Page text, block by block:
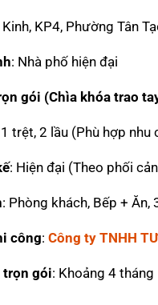
KP4, Phường Tân
: Nhà phố hiện đại
gói (Chìa khóa trao
trệt, 2 lầu (Phù hợp nhu
: Hiện đại (Theo phối
: Phòng khách, Bếp +
công: Công ty TNHH
gói: Khoảng 4 tháng